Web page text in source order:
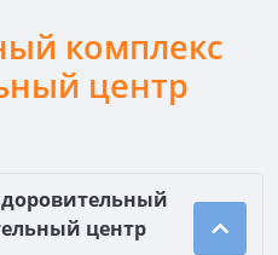
комплекс
центр
центр